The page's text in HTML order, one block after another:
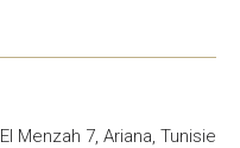
El Menzah 7, Ariana, Tunisie